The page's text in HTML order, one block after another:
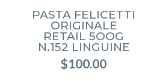
PASTA FELICETTI
ORIGINALE
RETAIL 5OOG
N.152 LINGUINE
$100.00